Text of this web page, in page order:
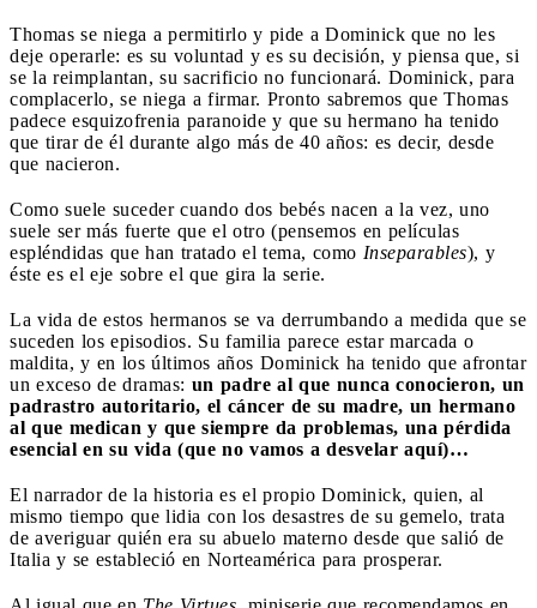
Thomas se niega a permitirlo y pide a Dominick que no les
deje operarle: es su voluntad y es su decisión, y piensa que, si
se la reimplantan, su sacrificio no funcionará. Dominick, para
complacerlo, se niega a firmar. Pronto sabremos que Thomas
padece esquizofrenia paranoide y que su hermano ha tenido
que tirar de él durante algo más de 40 años: es decir, desde
que nacieron.
Como suele suceder cuando dos bebés nacen a la vez, uno
suele ser más fuerte que el otro (pensemos en películas
espléndidas que han tratado el tema, como Inseparables), y
éste es el eje sobre el que gira la serie.
La vida de estos hermanos se va derrumbando a medida que se
suceden los episodios. Su familia parece estar marcada o
maldita, y en los últimos años Dominick ha tenido que afrontar
un exceso de dramas: un padre al que nunca conocieron, un
padrastro autoritario, el cáncer de su madre, un hermano
al que medican y que siempre da problemas, una pérdida
esencial en su vida (que no vamos a desvelar aquí)…
El narrador de la historia es el propio Dominick, quien, al
mismo tiempo que lidia con los desastres de su gemelo, trata
de averiguar quién era su abuelo materno desde que salió de
Italia y se estableció en Norteamérica para prosperar.